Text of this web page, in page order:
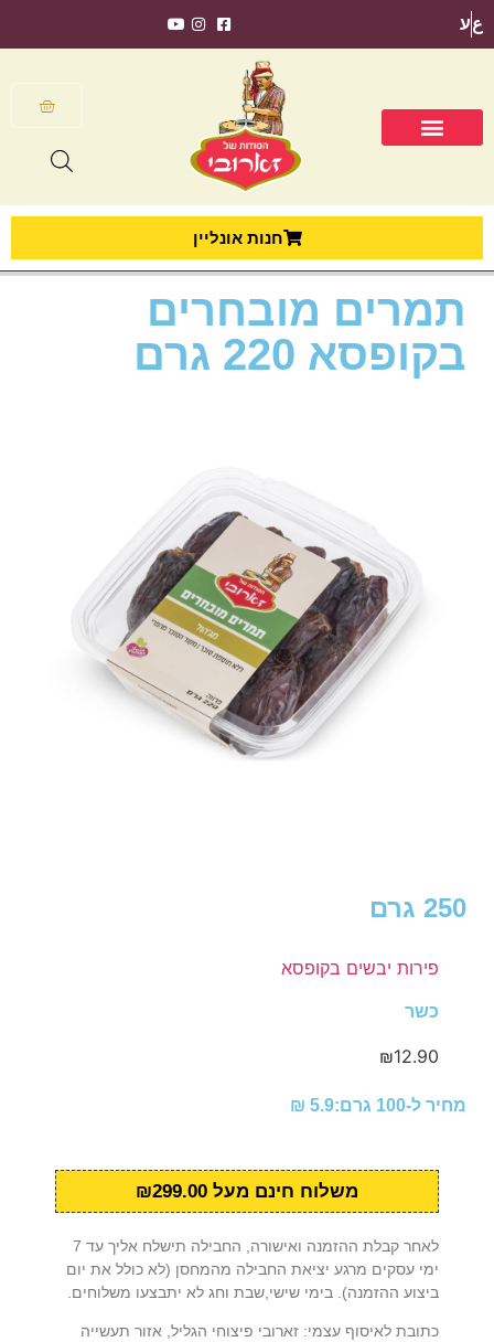
عע
חנות אונליין
תמרים מובחרים
בקופסא 220 גרם
250 גרם
פירות יבשים בקופסא
כשר
₪12.90
מחיר ל-100 גרם:5.9 ₪
משלוח חינם מעל ₪299.00
לאחר קבלת ההזמנה ואישורה, החבילה תישלח אליך עד 7
ימי עסקים מרגע יציאת החבילה מהמחסן (לא כולל את יום
ביצוע ההזמנה). בימי שישי,שבת וחג לא יתבצעו משלוחים.
כתובת לאיסוף עצמי: זארובי פיצוחי הגליל, אזור תעשייה